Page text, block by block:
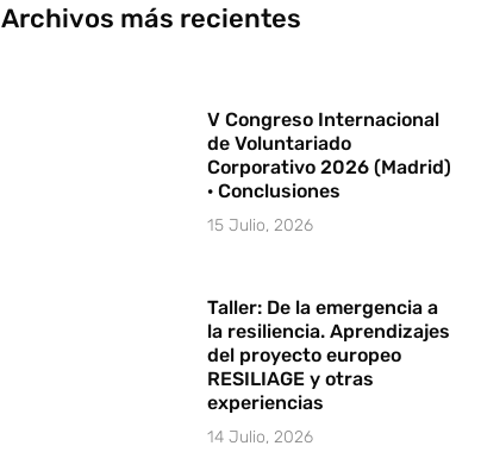
Archivos más recientes
V Congreso Internacional
de Voluntariado
Corporativo 2026 (Madrid)
· Conclusiones
15 Julio, 2026
Taller: De la emergencia a
la resiliencia. Aprendizajes
del proyecto europeo
RESILIAGE y otras
experiencias
14 Julio, 2026